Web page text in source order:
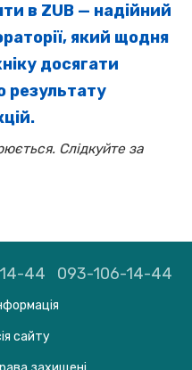
в ZUB — надійний
який щодня
досягати
результату
Слідкуйте за
44 093-106-14-44
сайту